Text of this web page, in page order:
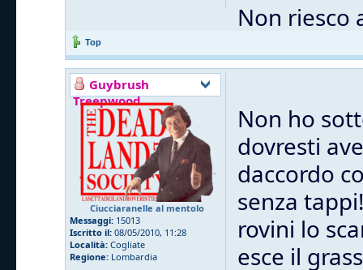
Non riesco
Top
Guybrush
Treepwood
Ciucciaranelle al mentolo
Messaggi: 15013
Iscritto il: 08/05/2010, 11:28
Località: Cogliate
Regione: Lombardia
Non ho
dovresti
daccordo
senza
rovini lo
esce il